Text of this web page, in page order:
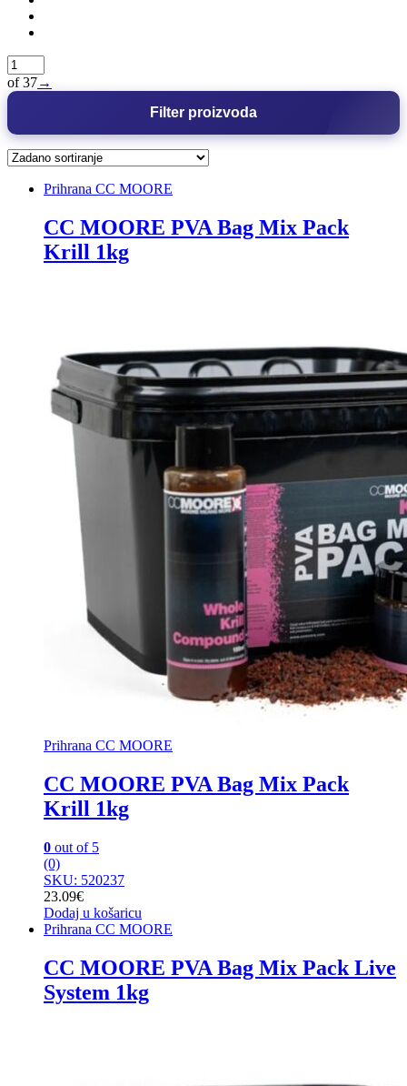
Filter proizvoda
of 37→
Prihrana CC MOORE
CC MOORE PVA Bag Mix Pack
Krill 1kg
Prihrana CC MOORE
CC MOORE PVA Bag Mix Pack
Krill 1kg
0 out of 5
(0)
SKU: 520237
23.09€
Dodaj u košaricu
Prihrana CC MOORE
CC MOORE PVA Bag Mix Pack Live
System 1kg